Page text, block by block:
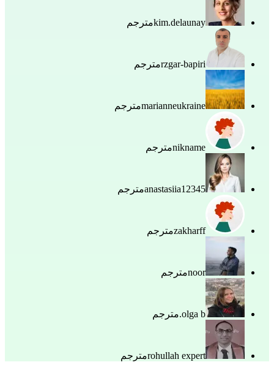
kim.delaunayمترجم
rzgar-bapiriمترجم
marianneukraineمترجم
niknameمترجم
anastasiia12345مترجم
zakharffمترجم
noorمترجم
olga b. مترجم
rohullah expertمترجم